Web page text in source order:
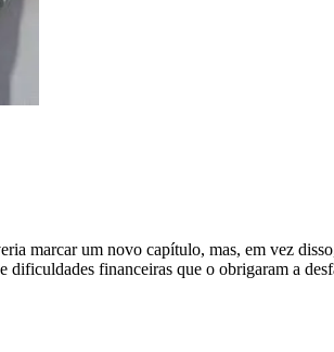
marcar um novo capítulo, mas, em vez
financeiras que o obrigaram a